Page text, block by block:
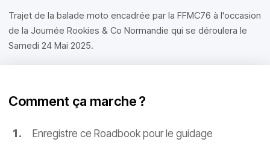
Trajet de la balade moto encadrée par la FFMC76 à l'occasion
de la Journée Rookies & Co Normandie qui se déroulera le
Samedi 24 Mai 2025.
Comment ça marche ?
Enregistre ce Roadbook pour le guidage